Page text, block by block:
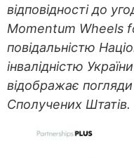
відповідності до
Momentum Wheels
повідальністю
інвалідністю
відображає
Сполучених Штатів.